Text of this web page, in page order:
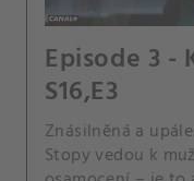
Episode 3 -
S16,E3
Znásilněná a
Stopy vedou k